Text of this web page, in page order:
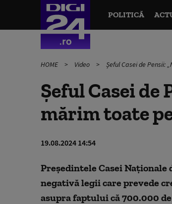
POLITICĂ
HOME Video Șeful Casei de Pensii:
Șeful Casei de
mărim toate
19.08.2024 14:54
Preşedintele Casei Naţionale
negativă legii care prevede
asupra faptului că 700.000